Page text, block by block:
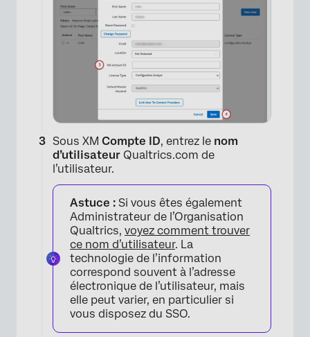
Sous XM Compte ID, entrez le nom
d’utilisateur Qualtrics.com de
l’utilisateur.
Astuce : Si vous êtes également
Administrateur de l’Organisation
Qualtrics, voyez comment trouver
ce nom d’utilisateur. La
technologie de l’information
correspond souvent à l’adresse
électronique de l’utilisateur, mais
elle peut varier, en particulier si
vous disposez du SSO.